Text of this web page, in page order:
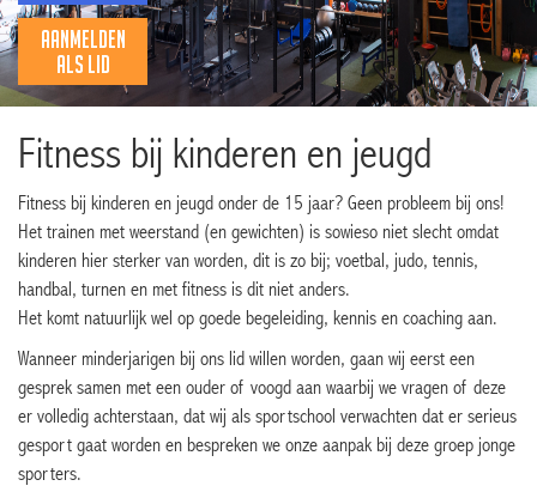
AANMELDEN
ALS LID
Fitness bij kinderen en jeugd
Fitness bij kinderen en jeugd onder de 15 jaar? Geen probleem bij ons!
Het trainen met weerstand (en gewichten) is sowieso niet slecht omdat
kinderen hier sterker van worden, dit is zo bij; voetbal, judo, tennis,
handbal, turnen en met fitness is dit niet anders.
Het komt natuurlijk wel op goede begeleiding, kennis en coaching aan.
Wanneer minderjarigen bij ons lid willen worden, gaan wij eerst een
gesprek samen met een ouder of voogd aan waarbij we vragen of deze
er volledig achterstaan, dat wij als sportschool verwachten dat er serieus
gesport gaat worden en bespreken we onze aanpak bij deze groep jonge
sporters.